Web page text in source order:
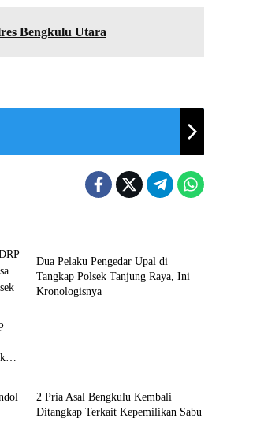
Bengkulu Utara
Dua Pelaku Pengedar Upal di
Tangkap Polsek Tanjung Raya, Ini
Kronologisnya
2 Pria Asal Bengkulu Kembali
Ditangkap Terkait Kepemilikan Sabu